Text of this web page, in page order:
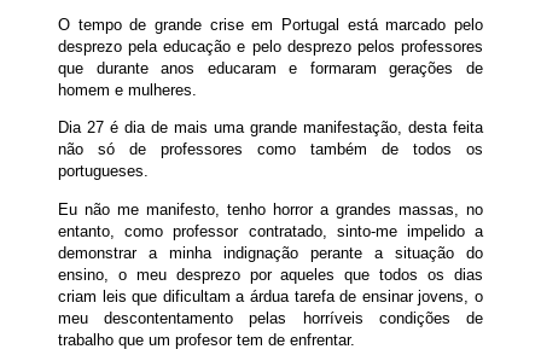
O tempo de grande crise em Portugal está marcado pelo
desprezo pela educação e pelo desprezo pelos professores
que durante anos educaram e formaram gerações de
homem e mulheres.
Dia 27 é dia de mais uma grande manifestação, desta feita
não só de professores como também de todos os
portugueses.
Eu não me manifesto, tenho horror a grandes massas, no
entanto, como professor contratado, sinto-me impelido a
demonstrar a minha indignação perante a situação do
ensino, o meu desprezo por aqueles que todos os dias
criam leis que dificultam a árdua tarefa de ensinar jovens, o
meu descontentamento pelas horríveis condições de
trabalho que um profesor tem de enfrentar.